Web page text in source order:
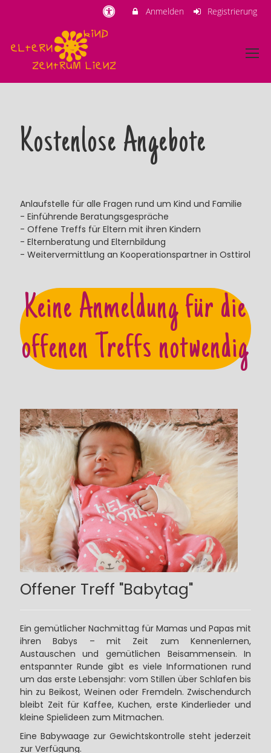
Anmelden Registrierung
Kostenlose Angebote
Anlaufstelle für alle Fragen rund um Kind und Familie
- Einführende Beratungsgespräche
- Offene Treffs für Eltern mit ihren Kindern
- Elternberatung und Elternbildung
- Weitervermittlung an Kooperationspartner in Osttirol
Keine Anmeldung für die
offenen Treffs notwendig
Offener Treff "Babytag"
Ein gemütlicher Nachmittag für Mamas und Papas mit
ihren Babys – mit Zeit zum Kennenlernen,
Austauschen und gemütlichen Beisammensein. In
entspannter Runde gibt es viele Informationen rund
um das erste Lebensjahr: vom Stillen über Schlafen bis
hin zu Beikost, Weinen oder Fremdeln. Zwischendurch
bleibt Zeit für Kaffee, Kuchen, erste Kinderlieder und
kleine Spielideen zum Mitmachen.
Eine Babywaage zur Gewichtskontrolle steht jederzeit
zur Verfügung.